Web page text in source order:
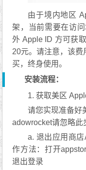
由于境内地区
架，当前需要在访
外 Apple ID 方可获
20元。请注意，该
买，终身使用。
安装流程：
1. 获取美区
请您实现准备好
adowrocket请忽略此
a. 退出应用商
作方法：打开
退出登录